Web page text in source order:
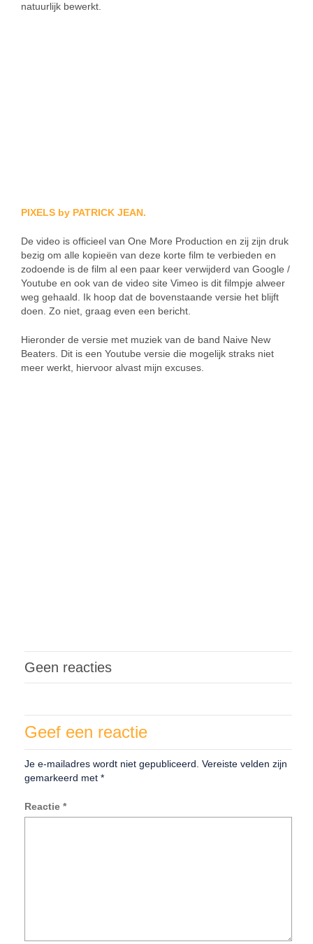
natuurlijk bewerkt.
PIXELS by PATRICK JEAN.
De video is officieel van One More Production en zij zijn druk
bezig om alle kopieën van deze korte film te verbieden en
zodoende is de film al een paar keer verwijderd van Google /
Youtube en ook van de video site Vimeo is dit filmpje alweer
weg gehaald. Ik hoop dat de bovenstaande versie het blijft
doen. Zo niet, graag even een bericht.
Hieronder de versie met muziek van de band Naive New
Beaters. Dit is een Youtube versie die mogelijk straks niet
meer werkt, hiervoor alvast mijn excuses.
Geen reacties
Geef een reactie
Je e-mailadres wordt niet gepubliceerd. Vereiste velden zijn
gemarkeerd met *
Reactie *